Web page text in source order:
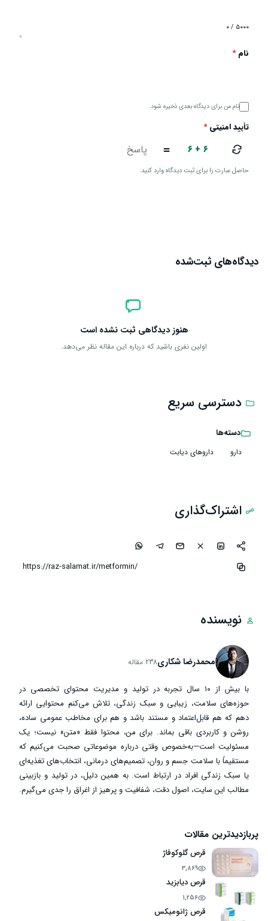
۰ / ۵۰۰۰
نام*
نام من برای دیدگاه بعدی ذخیره شود.
تأیید امنیتی*
۶ + ۶ =
حاصل عبارت را برای ثبت دیدگاه وارد کنید.
دیدگاه‌های ثبت‌شده
هنوز دیدگاهی ثبت نشده است
اولین نفری باشید که درباره این مقاله نظر می‌دهد.
دسترسی سریع
دسته‌ها
دارو داروهای دیابت
اشتراک‌گذاری
نویسنده
محمدرضا شکاری238 مقاله
با بیش از ۱۰ سال تجربه در تولید و مدیریت محتوای تخصصی در
حوزه‌های سلامت، زیبایی و سبک زندگی، تلاش می‌کنم محتوایی ارائه
دهم که هم قابل‌اعتماد و مستند باشد و هم برای مخاطب عمومی ساده،
روشن و کاربردی باقی بماند. برای من، محتوا فقط «متن» نیست؛ یک
مسئولیت است—به‌خصوص وقتی درباره موضوعاتی صحبت می‌کنیم که
مستقیماً با سلامت جسم و روان، تصمیم‌های درمانی، انتخاب‌های تغذیه‌ای
یا سبک زندگی افراد در ارتباط است. به همین دلیل، در تولید و بازبینی
مطالب این سایت، اصول دقت، شفافیت و پرهیز از اغراق را جدی می‌گیرم.
پربازدیدترین مقالات
قرص گلوکوفاژ
3,869
قرص دیابزید
1,256
قرص ژانومیکس